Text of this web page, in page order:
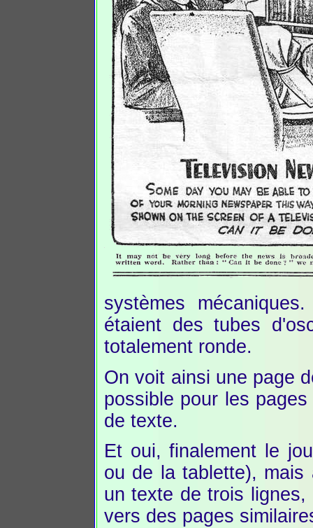
systèmes
étaient des tubes
totalement ronde.
On voit ainsi une page
possible pour les
de texte.
Et oui, finalement le
ou de la tablette),
un texte de trois
vers des pages